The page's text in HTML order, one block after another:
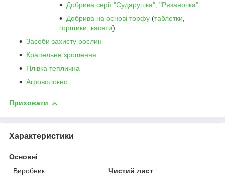
Добрива серії "Сударушка", "Рязаночка"
Добрива на основі торфу (таблетки,
горщики, касети).
Засоби захисту рослин
Крапельне зрошення
Плівка теплична
Агроволокно
Приховати
Характеристики
Основні
Виробник
Чистий лист